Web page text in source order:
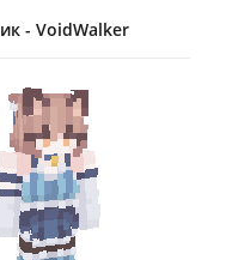
- VoidWalker